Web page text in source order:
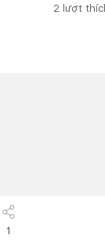
2 lượt
1